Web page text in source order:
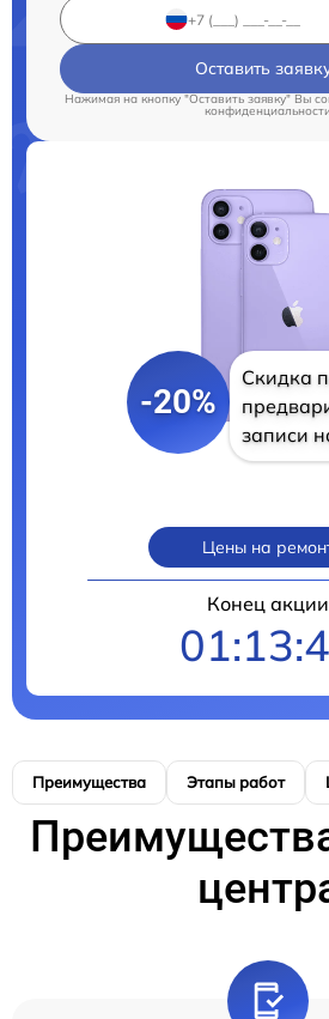
Оставить
Нажимая на кнопку "Оставить заявку" Вы
конфиденциальности
-20%
Скидка
записи
Цены на
Конец акции
Преимущества Этапы работ